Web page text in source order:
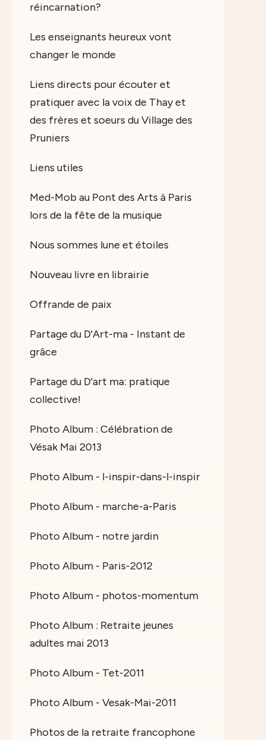
réincarnation?
Les enseignants heureux vont
changer le monde
Liens directs pour écouter et
pratiquer avec la voix de Thay et
des frères et soeurs du Village des
Pruniers
Liens utiles
Med-Mob au Pont des Arts à Paris
lors de la fête de la musique
Nous sommes lune et étoiles
Nouveau livre en librairie
Offrande de paix
Partage du D'Art-ma - Instant de
grâce
Partage du D'art ma: pratique
collective!
Photo Album : Célébration de
Vésak Mai 2013
Photo Album - l-inspir-dans-l-inspir
Photo Album - marche-a-Paris
Photo Album - notre jardin
Photo Album - Paris-2012
Photo Album - photos-momentum
Photo Album : Retraite jeunes
adultes mai 2013
Photo Album - Tet-2011
Photo Album - Vesak-Mai-2011
Photos de la retraite francophone